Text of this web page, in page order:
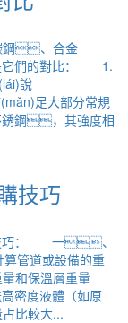
、合金
們的對比： 1.
說
足大部分常規
鋼，其強度相
技巧
巧： 一、
道或設備的重
和保溫層重量
度液體（如原
比較大...